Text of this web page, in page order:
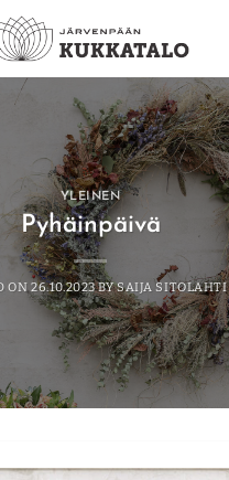
YLEINEN
Pyhäinpäivä
ON26.10.2023BYSAIJA SITOLAHTI